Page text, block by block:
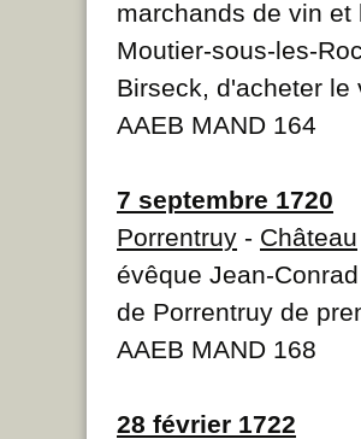
marchands de vin
Moutier-sous-les-
Birseck, d'acheter
AAEB MAND 164
7 septembre 1720
Porrentruy - Château
évêque Jean-
de Porrentruy de
AAEB MAND 168
28 février 1722